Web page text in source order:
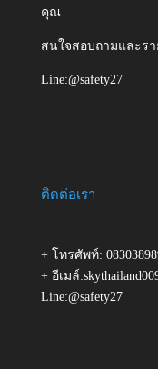
คุณ
สนใจสอบถามและรา
Line:@safety27
ติดต่อเรา
+ โทรศัพท์:
+ อีเมล์
Line:@safety27